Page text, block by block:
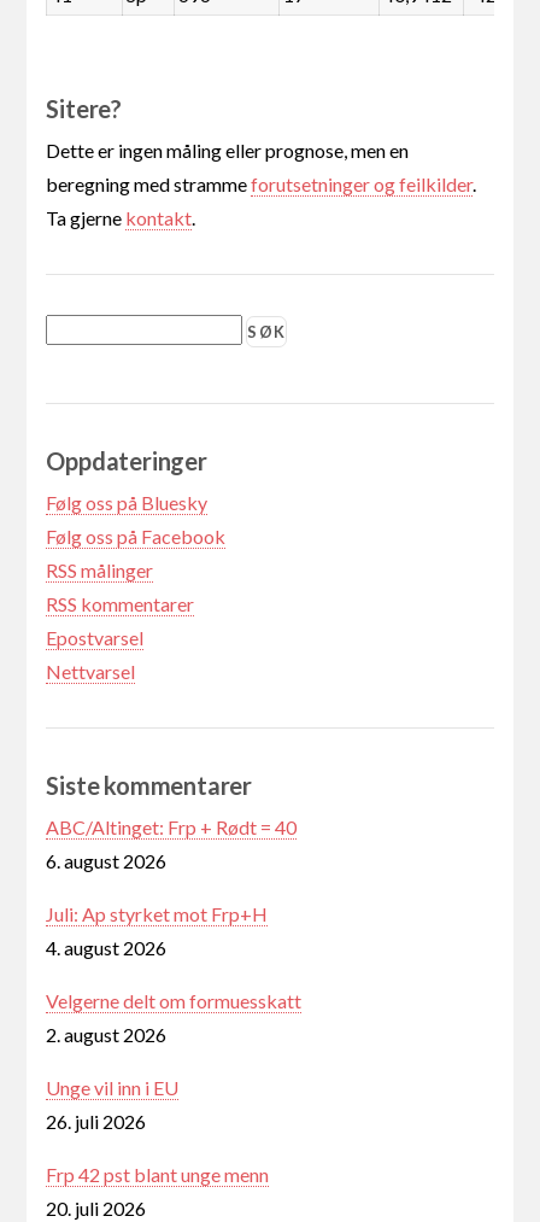
Sitere?
Dette er ingen måling eller prognose, men en
beregning med strammeforutsetninger og feilkilder.
Ta gjerne kontakt.
Oppdateringer
Følg oss på Bluesky
Følg oss på Facebook
RSS målinger
RSS kommentarer
Epostvarsel
Nettvarsel
Siste kommentarer
ABC/Altinget: Frp + Rødt = 40
6. august 2026
Juli: Ap styrket mot Frp+H
4. august 2026
Velgerne delt om formuesskatt
2. august 2026
Unge vil inn i EU
26. juli 2026
Frp 42 pst blant unge menn
20. juli 2026